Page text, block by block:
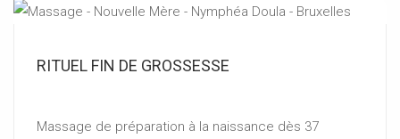
RITUEL FIN DE GROSSESSE
Massage de préparation à la naissance dès 37